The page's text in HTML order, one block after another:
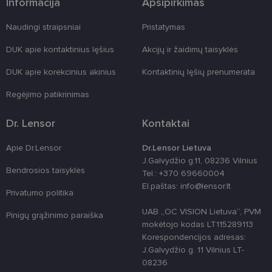
Informacija
Naudingi straipsniai
DUK apie kontaktinius lęšius
DUK apie korekcinius akinius
Regėjimo patikrinimas
Apsipirkimas
Pristatymas
Akcijų ir žaidimų taisyklės
Kontaktinių lęšių prenumerata
Dr. Lensor
Apie Dr.Lensor
Bendrosios taisyklės
Privatumo politika
Pinigų grąžinimo paraiška
Kontaktai
Dr.Lensor Lietuva
J.Galvydžio g.11, 08236 Vilnius
Tel.: +370 69660004
El.paštas: info@lensor.lt
UAB „OC VISION Lietuva“, PVM
mokėtojo kodas LT115289113
Korespondencijos adresas:
J.Galvydžio g. 11 Vilnius LT-
08236
shipping_country
www.lensor.lt
1 metai
clientId
www.lensor.lt 1 metai
Slapukas
Patobulinant
naudojama
vartotojo
patirčiai
CookieScript
www.lensor.lt
11 mėnesį
Šį slapuką